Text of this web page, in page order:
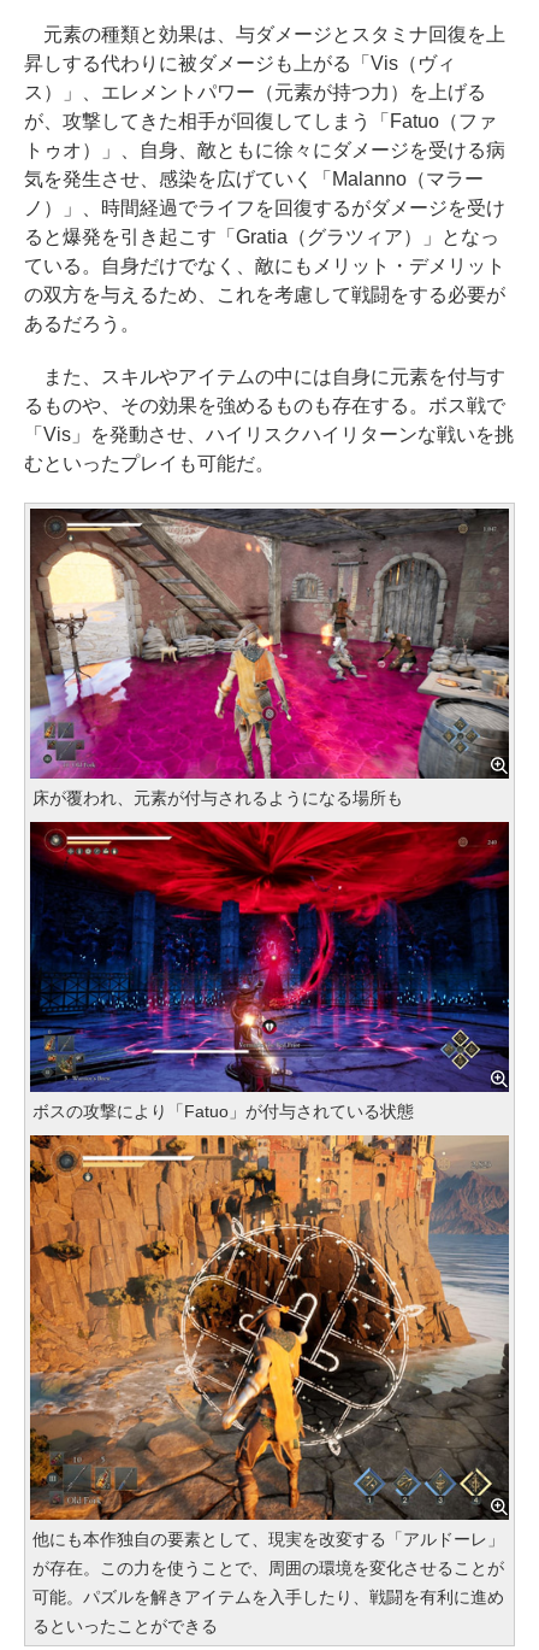
元素の種類と効果は、与ダメージとスタミナ回復を上
昇しする代わりに被ダメージも上がる「Vis（ヴィ
ス）」、エレメントパワー（元素が持つ力）を上げる
が、攻撃してきた相手が回復してしまう「Fatuo（ファ
トゥオ）」、自身、敵ともに徐々にダメージを受ける病
気を発生させ、感染を広げていく「Malanno（マラー
ノ）」、時間経過でライフを回復するがダメージを受け
ると爆発を引き起こす「Gratia（グラツィア）」となっ
ている。自身だけでなく、敵にもメリット・デメリット
の双方を与えるため、これを考慮して戦闘をする必要が
あるだろう。
また、スキルやアイテムの中には自身に元素を付与す
るものや、その効果を強めるものも存在する。ボス戦で
「Vis」を発動させ、ハイリスクハイリターンな戦いを挑
むといったプレイも可能だ。
床が覆われ、元素が付与されるようになる場所も
ボスの攻撃により「Fatuo」が付与されている状態
他にも本作独自の要素として、現実を改変する「アルドーレ」
が存在。この力を使うことで、周囲の環境を変化させることが
可能。パズルを解きアイテムを入手したり、戦闘を有利に進め
るといったことができる